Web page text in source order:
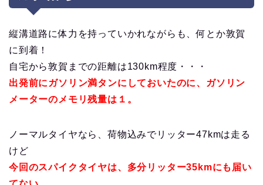
縦溝道路に体力を持っていかれながらも、何とか敦賀
に到着！
自宅から敦賀までの距離は130km程度・・・
出発前にガソリン満タンにしておいたのに、
ガソリン
メーターのメモリ残量は１ 。
ノーマルタイヤなら、荷物込みでリッター47kmは走る
けど
今回のスパイクタイヤは、多分リッター35kmにも届い